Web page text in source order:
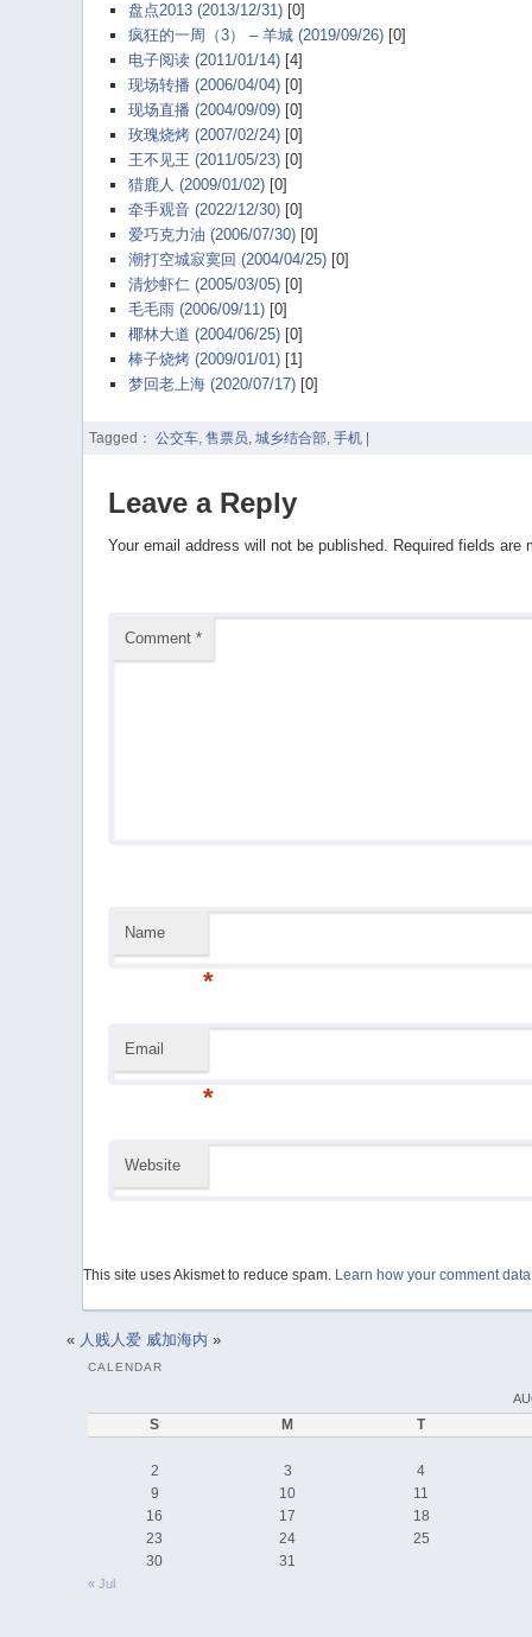
盘点2013 (2013/12/31)[0]
疯狂的一周（3） – 羊城 (2019/09/26)[0]
电子阅读 (2011/01/14)[4]
现场转播 (2006/04/04)[0]
现场直播 (2004/09/09)[0]
玫瑰烧烤 (2007/02/24)[0]
王不见王 (2011/05/23)[0]
猎鹿人 (2009/01/02)[0]
牵手观音 (2022/12/30)[0]
爱巧克力油 (2006/07/30)[0]
潮打空城寂寞回 (2004/04/25)[0]
清炒虾仁 (2005/03/05)[0]
毛毛雨 (2006/09/11)[0]
椰林大道 (2004/06/25)[0]
棒子烧烤 (2009/01/01)[1]
梦回老上海 (2020/07/17)[0]
Tagged： 公交车, 售票员, 城乡结合部, 手机
Leave a Reply
Your email address will not be published. Required fields are
Comment *
Name
*
Email
*
Website
This site uses Akismet to reduce spam. Learn how your comment
« 人贱人爱 威加海内 »
CALENDAR
S M T
2 3
4
9
10
11
16
17
18
23
24
25
30
31
« Jul